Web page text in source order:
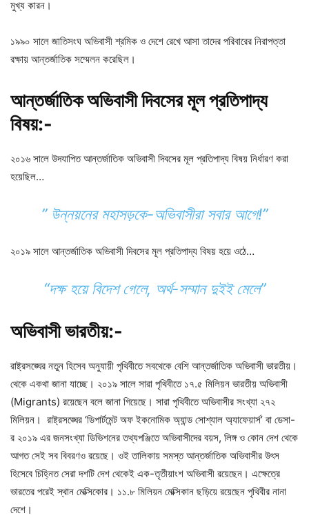
মুখ্য কারন।
১৯৯০ সালে জাতিসংঘ অভিবাসী শ্রমিক ও দেশে রেখে আসা তাদের পরিবারের নিরাপত্তা
রক্ষায় আন্তর্জাতিক সম্মেলন করেছিল।
আন্তর্জাতিক অভিবাসী দিবসের মূল প্রতিপাদ্য
বিষয়:-
২০১৬ সালে উদযাপিত আন্তর্জাতিক অভিবাসী দিবসের মূল প্রতিপাদ্য বিষয় নির্ধারণ করা
হয়েছিল…
” উন্নয়নের মহাসড়কে-অভিবাসীরা সবার আগে!”
২০১৯ সালে আন্তর্জাতিক অভিবাসী দিবসের মূল প্রতিপাদ্য বিষয় হয়ে ওঠে…
“দক্ষ হয়ে বিদেশ গেলে, অর্থ-সম্মান দুইই মেলে”
অভিবাসী ভারতীয়:-
রাষ্ট্রসঙ্ঘের নতুন হিসেব অনুযায়ী পৃথিবীতে সবথেকে বেশি আন্তর্জাতিক অভিবাসী ভারতীয়।
থেকে একথা জান‌া যাচ্ছে। ২০১৯ সালে সারা পৃথিবীতে ১৭.৫ মিলিয়ন ভারতীয় অভিবাসী
(Migrants) রয়েছেন বলে জানা গিয়েছে। সারা পৃথিবীতে অভিবাসীর সংখ্যা ২৭২
মিলিয়ন। রাষ্ট্রসঙ্ঘের ‘ডিপার্টমেন্ট অফ ইকনোমিক অ্যান্ড সোশ্যাল অ্যাফেয়ার্স’ বা ডেসা-
র ২০১৯ এর জনসংখ্যা ডিভিশনের তথ্যপঞ্জিতে অভিবাসীদের বয়স, লিঙ্গ ও কোন দেশ থেকে
আগত সেই সব বিবরণও রয়েছে। ওই তালিকায় সমস্ত আন্তর্জাতিক অভিবাসীর উৎস
হিসেবে চিহ্নিত সেরা দশটি দেশ থেকেই এক-তৃতীয়াংশ অভিবাসী রয়েছেন। এক্ষেত্রে
ভারতের পরেই স্থান মেক্সিকোর। ১১.৮ মিলিয়ন মেক্সিকান ছড়িয়ে রয়েছেন পৃথিবীর নানা
দেশে।